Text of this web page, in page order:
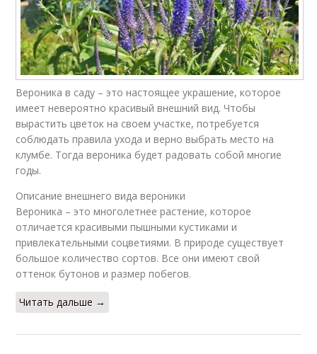
Вероника в саду – это настоящее украшение, которое
имеет невероятно красивый внешний вид. Чтобы
вырастить цветок на своем участке, потребуется
соблюдать правила ухода и верно выбрать место на
клумбе. Тогда вероника будет радовать собой многие
годы.
Описание внешнего вида вероники
Вероника – это многолетнее растение, которое
отличается красивыми пышными кустиками и
привлекательными соцветиями. В природе существует
большое количество сортов. Все они имеют свой
оттенок бутонов и размер побегов.
Читать дальше →